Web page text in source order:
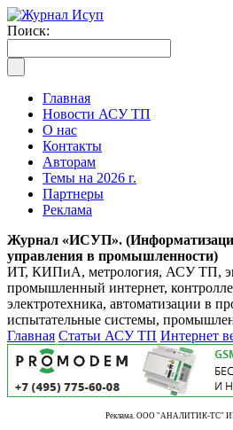
Поиск:
Главная
Новости АСУ ТП
О нас
Контакты
Авторам
Темы на 2026 г.
Партнеры
Реклама
Журнал «ИСУП».
управления в промышленности)
ИТ, КИПиА, метрология, АСУ ТП,
промышленный интернет,
электротехника, автоматизации в
испытательные системы,
Главная Статьи АСУ ТП Интернет
Реклама. ООО "АНАЛИТИК-ТС"